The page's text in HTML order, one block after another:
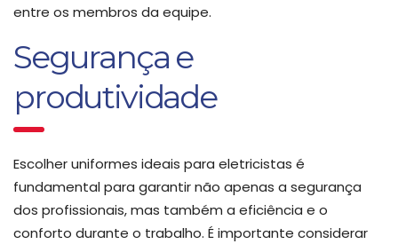
entre os membros da equipe.
Segurança e
produtividade
Escolher uniformes ideais para eletricistas é
fundamental para garantir não apenas a segurança
dos profissionais, mas também a eficiência e o
conforto durante o trabalho. É importante considerar